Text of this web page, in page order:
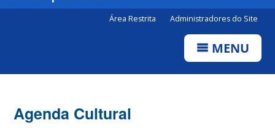
Área Restrita Administradores do Site
MENU
Agenda Cultural
5:00